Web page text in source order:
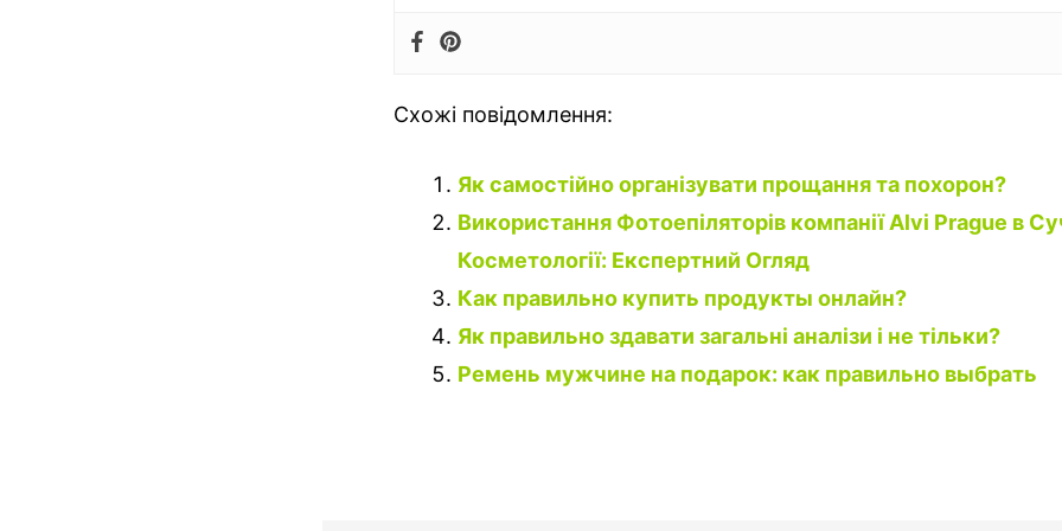
Схожі повідомлення:
Як самостійно організувати прощання та похорон?
Використання Фотоепіляторів компанії Alvi Prague в
Косметології: Експертний Огляд
Как правильно купить продукты онлайн?
Як правильно здавати загальні аналізи і не тільки?
Ремень мужчине на подарок: как правильно выбрать